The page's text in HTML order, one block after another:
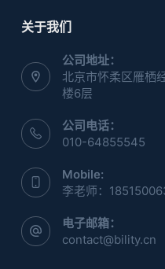
关于我们
公司地址：
北京市怀柔区雁栖
楼6层
公司电话：
010-64855545
Mobile:
李老师：
电子邮箱：
contact@bility.cn